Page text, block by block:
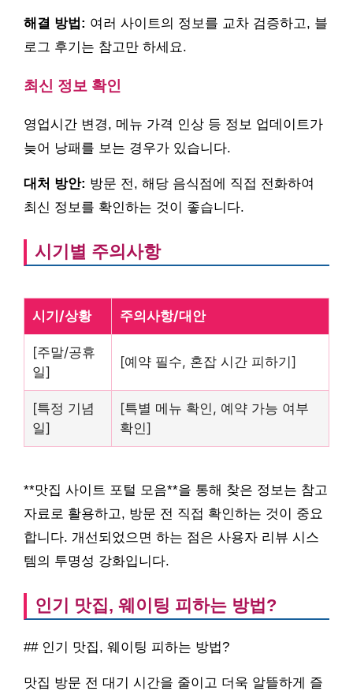
해결 방법: 여러 사이트의 정보를 교차 검증하고, 블
로그 후기는 참고만 하세요.
최신 정보 확인
영업시간 변경, 메뉴 가격 인상 등 정보 업데이트가
늦어 낭패를 보는 경우가 있습니다.
대처 방안: 방문 전, 해당 음식점에 직접 전화하여
최신 정보를 확인하는 것이 좋습니다.
시기별 주의사항
시기/상황 주의사항/대안
[주말/공휴
일]
[예약 필수, 혼잡 시간 피하기]
[특정 기념
일]
[특별 메뉴 확인, 예약 가능 여부
확인]
**맛집 사이트 포털 모음**을 통해 찾은 정보는 참고
자료로 활용하고, 방문 전 직접 확인하는 것이 중요
합니다. 개선되었으면 하는 점은 사용자 리뷰 시스
템의 투명성 강화입니다.
인기 맛집, 웨이팅 피하는 방법?
## 인기 맛집, 웨이팅 피하는 방법?
맛집 방문 전 대기 시간을 줄이고 더욱 알뜰하게 즐